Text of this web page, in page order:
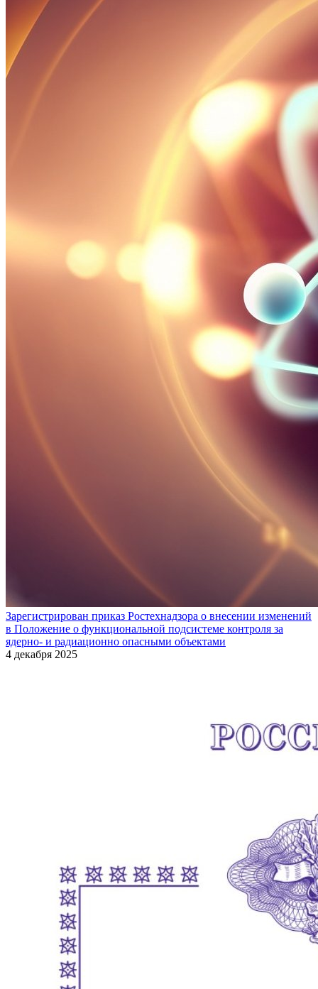
Зарегистрирован приказ Ростехнадзора о внесении изменений
в Положение о функциональной подсистеме контроля за
ядерно- и радиационно опасными объектами
4 декабря 2025